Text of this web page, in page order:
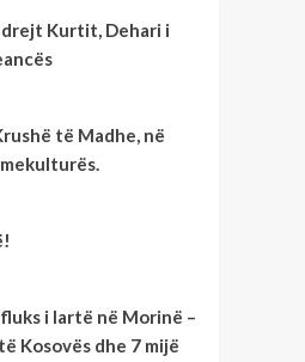
drejt Kurtit, Dehari i
të Madhe, në
i lartë në Morinë –
Kosovës dhe 7 mijë